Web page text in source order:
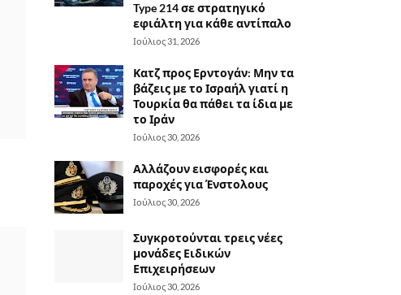
Type 214 σε στρατηγικό
εφιάλτη για κάθε αντίπαλο
Ιούλιος 31, 2026
Κατζ προς Ερντογάν: Μην τα
βάζεις με το Ισραήλ γιατί η
Τουρκία θα πάθει τα ίδια με
το Ιράν
Ιούλιος 30, 2026
Αλλάζουν εισφορές και
παροχές για Ένστολους
Ιούλιος 30, 2026
Συγκροτούνται τρεις νέες
μονάδες Ειδικών
Επιχειρήσεων
Ιούλιος 30, 2026